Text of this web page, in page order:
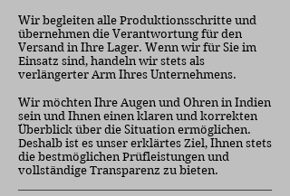
Wir begleiten alle Produktionsschritte und
übernehmen die Verantwortung für den
Versand in Ihre Lager. Wenn wir für Sie im
Einsatz sind, handeln wir stets als
verlängerter Arm Ihres Unternehmens.
Wir möchten Ihre Augen und Ohren in Indien
sein und Ihnen einen klaren und korrekten
Überblick über die Situation ermöglichen.
Deshalb ist es unser erklärtes Ziel, Ihnen stets
die bestmöglichen Prüfleistungen und
vollständige Transparenz zu bieten.